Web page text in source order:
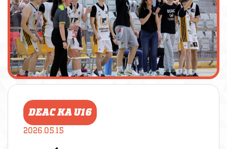
DEAC KA U16
2026.05.15